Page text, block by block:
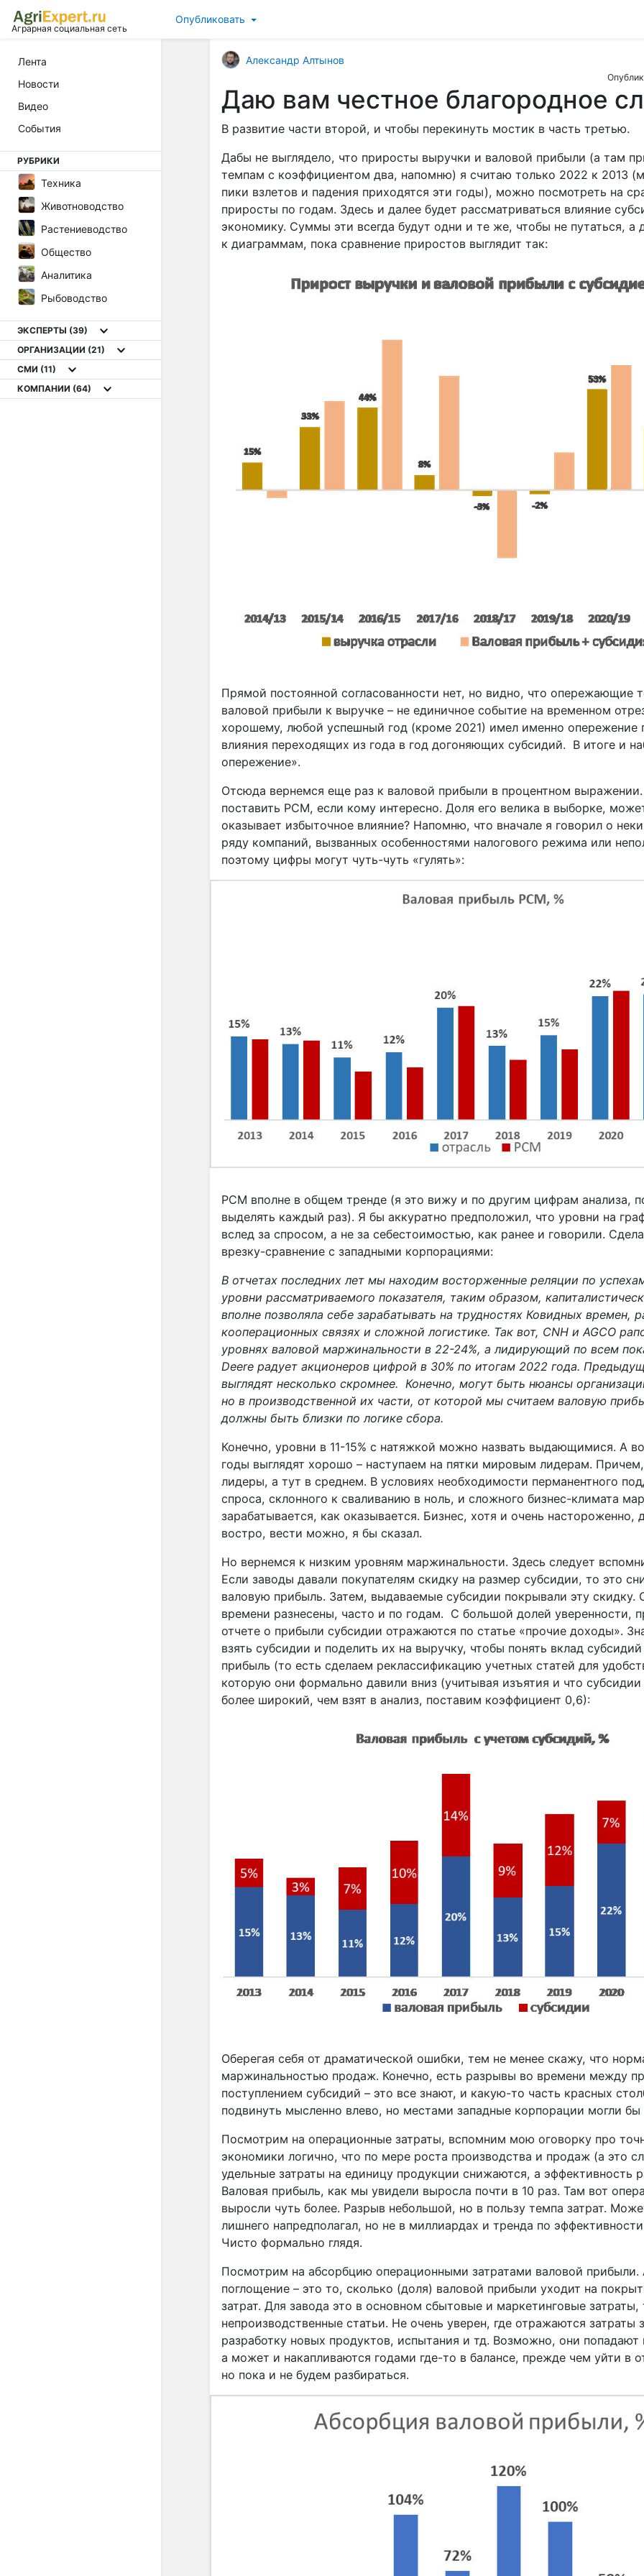
Аграрная социальная сеть
Опубликовать
Лента
Новости
Видео
События
РУБРИКИ
Техника
Животноводство
Растениеводство
Общество
Аналитика
Рыбоводство
ЭКСПЕРТЫ (39)
ОРГАНИЗАЦИИ (21)
СМИ (11)
КОМПАНИИ (64)
Александр Алтынов
Даю вам честное благородное
В развитие части второй, и чтобы перекинуть мостик в часть третью.
Дабы не выглядело, что приросты выручки и валовой прибыли (а там
темпам с коэффициентом два, напомню) я считаю только 2022 к 2013
пики взлетов и падения приходятся эти годы), можно посмотреть на
приросты по годам. Здесь и далее будет рассматриваться влияние
экономику. Суммы эти всегда будут одни и те же, чтобы не путаться, а
к диаграммам, пока сравнение приростов выглядит так:
Прямой постоянной согласованности нет, но видно, что опережающие
валовой прибыли к выручке – не единичное событие на временном
хорошему, любой успешный год (кроме 2021) имел именно опережение
влияния переходящих из года в год догоняющих субсидий. В итоге и
опережение».
Отсюда вернемся еще раз к валовой прибыли в процентном
поставить РСМ, если кому интересно. Доля его велика в выборке,
оказывает избыточное влияние? Напомню, что вначале я говорил о
ряду компаний, вызванных особенностями налогового режима или
поэтому цифры могут чуть-чуть «гулять»:
РСМ вполне в общем тренде (я это вижу и по другим цифрам анализа,
выделять каждый раз). Я бы аккуратно предположил, что уровни на
вслед за спросом, а не за себестоимостью, как ранее и говорили.
врезку-сравнение с западными корпорациями:
В отчетах последних лет мы находим восторженные реляции по
уровни рассматриваемого показателя, таким образом,
вполне позволяла себе зарабатывать на трудностях Ковидных времен,
кооперационных связях и сложной логистике. Так вот, CNH и AGCO
уровнях валовой маржинальности в 22-24%, а лидирующий по всем
Deere радует акционеров цифрой в 30% по итогам 2022 года.
выглядят несколько скромнее. Конечно, могут быть нюансы
но в производственной их части, от которой мы считаем валовую
должны быть близки по логике сбора.
Конечно, уровни в 11-15% с натяжкой можно назвать выдающимися. А
годы выглядят хорошо – наступаем на пятки мировым лидерам.
лидеры, а тут в среднем. В условиях необходимости перманентного
спроса, склонного к сваливанию в ноль, и сложного бизнес-климата
зарабатывается, как оказывается. Бизнес, хотя и очень настороженно,
востро, вести можно, я бы сказал.
Но вернемся к низким уровням маржинальности. Здесь следует
Если заводы давали покупателям скидку на размер субсидии, то это
валовую прибыль. Затем, выдаваемые субсидии покрывали эту скидку.
времени разнесены, часто и по годам. С большой долей уверенности,
отчете о прибыли субсидии отражаются по статье «прочие доходы».
взять субсидии и поделить их на выручку, чтобы понять вклад
прибыль (то есть сделаем реклассификацию учетных статей для
которую они формально давили вниз (учитывая изъятия и что
более широкий, чем взят в анализ, поставим коэффициент 0,6):
Оберегая себя от драматической ошибки, тем не менее скажу, что
маржинальностью продаж. Конечно, есть разрывы во времени между
поступлением субсидий – это все знают, и какую-то часть красных
подвинуть мысленно влево, но местами западные корпорации могли бы
Посмотрим на операционные затраты, вспомним мою оговорку про
экономики логично, что по мере роста производства и продаж (а это
удельные затраты на единицу продукции снижаются, а эффективность
Валовая прибыль, как мы увидели выросла почти в 10 раз. Там вот
выросли чуть более. Разрыв небольшой, но в пользу темпа затрат.
лишнего напредполагал, но не в миллиардах и тренда по
Чисто формально глядя.
Посмотрим на абсорбцию операционными затратами валовой прибыли.
поглощение – это то, сколько (доля) валовой прибыли уходит на
затрат. Для завода это в основном сбытовые и маркетинговые затраты,
непроизводственные статьи. Не очень уверен, где отражаются затраты
разработку новых продуктов, испытания и тд. Возможно, они попадают
а может и накапливаются годами где-то в балансе, прежде чем уйти в
но пока и не будем разбираться.